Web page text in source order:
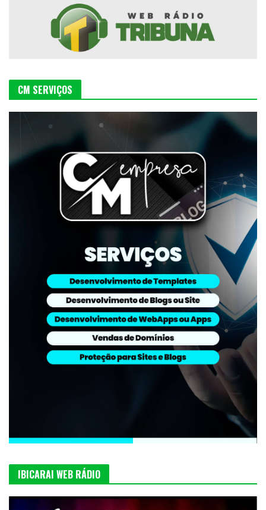
CM SERVIÇOS
IBICARAI WEB RÁDIO